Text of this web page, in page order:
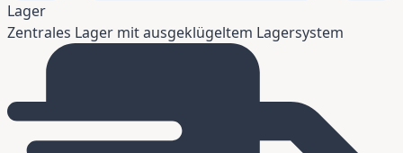
Lager
Zentrales Lager mit ausgeklügeltem Lagersystem